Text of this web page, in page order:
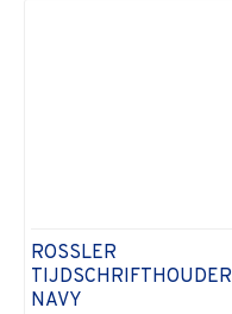
ROSSLER
TIJDSCHRIFTHOUDER
NAVY